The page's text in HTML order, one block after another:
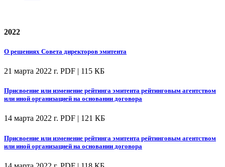
2022
О решениях Совета директоров эмитента
21 марта 2022 г. PDF | 115 КБ
Присвоение или изменение рейтинга эмитента рейтинговым агентством
или иной организацией на основании договора
14 марта 2022 г. PDF | 121 КБ
Присвоение или изменение рейтинга эмитента рейтинговым агентством
или иной организацией на основании договора